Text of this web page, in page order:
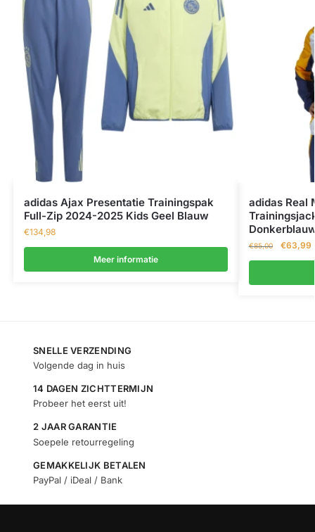
adidas Ajax Presentatie Trainingspak
Full-Zip 2024-2025 Kids Geel Blauw
€134,98
Meer informatie
adidas Real
€85,00 €63,99
SNELLE VERZENDING
Volgende dag in huis
14 DAGEN ZICHTTERMIJN
Probeer het eerst uit!
2 JAAR GARANTIE
Soepele retourregeling
GEMAKKELIJK BETALEN
PayPal / iDeal / Bank